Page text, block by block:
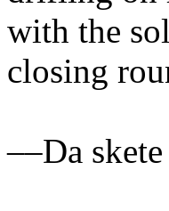
with the
closing
––Da